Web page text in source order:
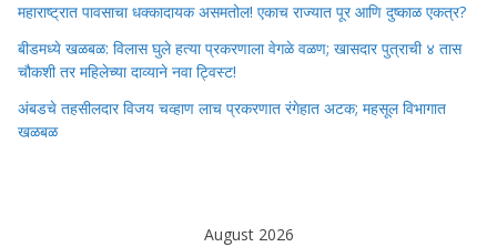
महाराष्ट्रात पावसाचा धक्कादायक असमतोल! एकाच राज्यात पूर आणि दुष्काळ एकत्र?
बीडमध्ये खळबळ: विलास घुले हत्या प्रकरणाला वेगळे वळण; खासदार पुत्राची ४ तास
चौकशी तर महिलेच्या दाव्याने नवा ट्विस्ट!
अंबडचे तहसीलदार विजय चव्हाण लाच प्रकरणात रंगेहात अटक; महसूल विभागात
खळबळ
August 2026